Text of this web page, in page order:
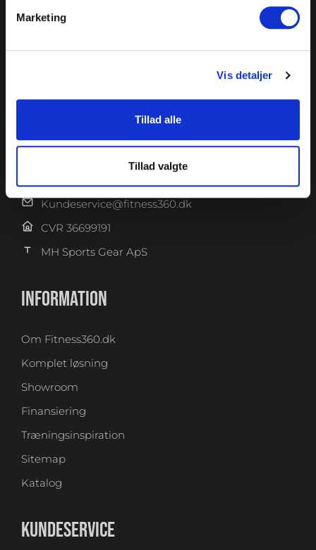
Marketing
Vis detaljer
Tillad alle
Tillad valgte
kundeservice@fitness360.dk, som vi besvarer inden
Kundeservice@fitness360.dk
CVR 36699191
MH Sports Gear ApS
INFORMATION
Om Fitness360.dk
Komplet løsning
Showroom
Finansiering
Træningsinspiration
Sitemap
Katalog
KUNDESERVICE